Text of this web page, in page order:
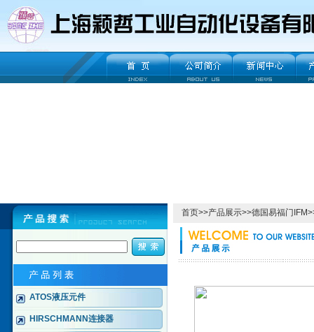
ATOS液压元件
HIRSCHMANN连接器
首页>>产品展示>>德国易福门IFM